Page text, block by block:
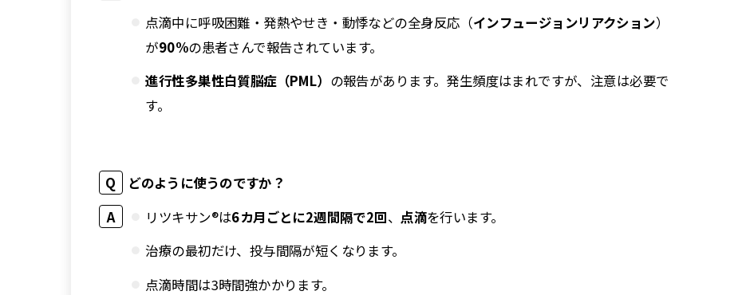
点滴中に呼吸困難・発熱やせき・動悸などの全身反応（インフュージョンリアクション）
が90%の患者さんで報告されています。
進行性多巣性白質脳症（PML） の報告があります。発生頻度はまれですが、注意は必要で
す。
どのように使うのですか？
リツキサン®は6カ月ごとに2週間隔で2回、 点滴を行います。
治療の最初だけ、投与間隔が短くなります。
点滴時間は3時間強かかります。